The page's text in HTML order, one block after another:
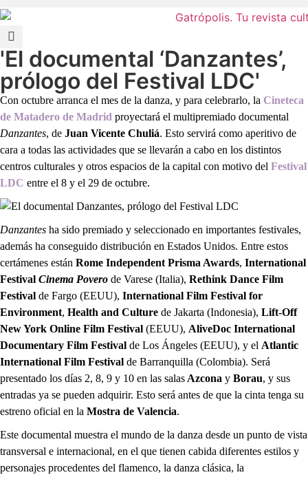
'El documental ‘Danzantes’,
prólogo del Festival LDC'
Con octubre arranca el mes de la danza, y para celebrarlo, la Cineteca
de Matadero de Madrid proyectará el multipremiado documental
Danzantes, de Juan Vicente Chuliá. Esto servirá como aperitivo de
cara a todas las actividades que se llevarán a cabo en los distintos
centros culturales y otros espacios de la capital con motivo del Festival
LDC entre el 8 y el 29 de octubre.
Danzantes ha sido premiado y seleccionado en importantes festivales,
además ha conseguido distribución en Estados Unidos. Entre estos
certámenes están Rome Independent Prisma Awards, International
Festival Cinema Povero de Varese (Italia), Rethink Dance Film
Festival de Fargo (EEUU), International Film Festival for
Environment, Health and Culture de Jakarta (Indonesia), Lift-Off
New York Online Film Festival (EEUU), AliveDoc International
Documentary Film Festival de Los Ángeles (EEUU), y el Atlantic
International Film Festival de Barranquilla (Colombia). Será
presentado los días 2, 8, 9 y 10 en las salas Azcona y Borau, y sus
entradas ya se pueden adquirir. Esto será antes de que la cinta tenga su
estreno oficial en la Mostra de Valencia.
Este documental muestra el mundo de la danza desde un punto de vista
transversal e internacional, en el que tienen cabida diferentes estilos y
personajes procedentes del flamenco, la danza clásica, la